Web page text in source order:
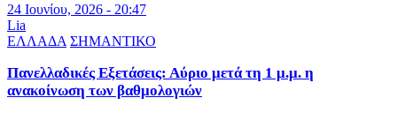
24 Ιουνίου, 2026 - 20:47
Lia
ΕΛΛΑΔΑ ΣΗΜΑΝΤΙΚΟ
Πανελλαδικές Εξετάσεις: Αύριο μετά τη 1 μ.μ. η
ανακοίνωση των βαθμολογιών